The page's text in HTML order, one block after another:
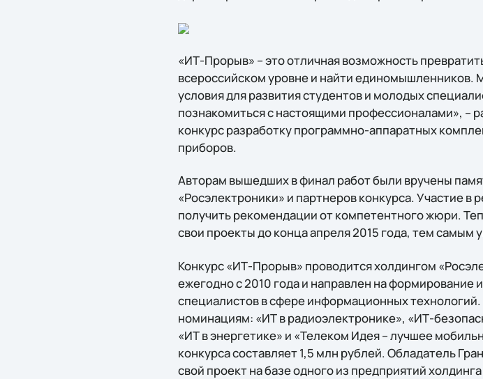
«ИТ-Прорыв» – это отличная возможность
всероссийском уровне и найти единомышленников.
условия для развития студентов и молодых
познакомиться с настоящими профессионалами», –
конкурс разработку программно-аппаратных
приборов.
Авторам вышедших в финал работ были вручены
«Росэлектроники» и партнеров конкурса. Участие в
получить рекомендации от компетентного жюри.
свои проекты до конца апреля 2015 года, тем самым
Конкурс «ИТ-Прорыв» проводится холдингом
ежегодно с 2010 года и направлен на
специалистов в сфере информационных
номинациям: «ИТ в радиоэлектронике», «ИТ-
«ИТ в энергетике» и «Телеком Идея – лучшее
конкурса составляет 1,5 млн рублей. Обладатель
свой проект на базе одного из предприятий